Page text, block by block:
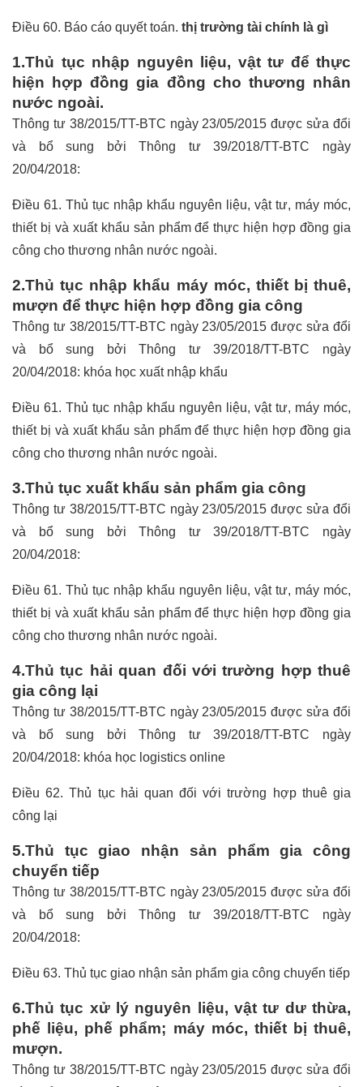
Điều 60. Báo cáo quyết toán. thị trường tài chính là gì
1.Thủ tục nhập nguyên liệu, vật tư để thực
hiện hợp đồng gia đồng cho thương nhân
nước ngoài.
Thông tư 38/2015/TT-BTC ngày 23/05/2015 được sửa đổi
và bổ sung bởi Thông tư 39/2018/TT-BTC ngày
20/04/2018:
Điều 61. Thủ tục nhập khẩu nguyên liệu, vật tư, máy móc,
thiết bị và xuất khẩu sản phẩm để thực hiện hợp đồng gia
công cho thương nhân nước ngoài.
2.Thủ tục nhập khẩu máy móc, thiết bị thuê,
mượn để thực hiện hợp đồng gia công
Thông tư 38/2015/TT-BTC ngày 23/05/2015 được sửa đổi
và bổ sung bởi Thông tư 39/2018/TT-BTC ngày
20/04/2018: khóa học xuất nhập khẩu
Điều 61. Thủ tục nhập khẩu nguyên liệu, vật tư, máy móc,
thiết bị và xuất khẩu sản phẩm để thực hiện hợp đồng gia
công cho thương nhân nước ngoài.
3.Thủ tục xuất khẩu sản phẩm gia công
Thông tư 38/2015/TT-BTC ngày 23/05/2015 được sửa đổi
và bổ sung bởi Thông tư 39/2018/TT-BTC ngày
20/04/2018:
Điều 61. Thủ tục nhập khẩu nguyên liệu, vật tư, máy móc,
thiết bị và xuất khẩu sản phẩm để thực hiện hợp đồng gia
công cho thương nhân nước ngoài.
4.Thủ tục hải quan đối với trường hợp thuê
gia công lại
Thông tư 38/2015/TT-BTC ngày 23/05/2015 được sửa đổi
và bổ sung bởi Thông tư 39/2018/TT-BTC ngày
20/04/2018: khóa học logistics online
Điều 62. Thủ tục hải quan đối với trường hợp thuê gia
công lại
5.Thủ tục giao nhận sản phẩm gia công
chuyển tiếp
Thông tư 38/2015/TT-BTC ngày 23/05/2015 được sửa đổi
và bổ sung bởi Thông tư 39/2018/TT-BTC ngày
20/04/2018:
Điều 63. Thủ tục giao nhận sản phẩm gia công chuyển tiếp
6.Thủ tục xử lý nguyên liệu, vật tư dư thừa,
phế liệu, phế phẩm; máy móc, thiết bị thuê,
mượn.
Thông tư 38/2015/TT-BTC ngày 23/05/2015 được sửa đổi